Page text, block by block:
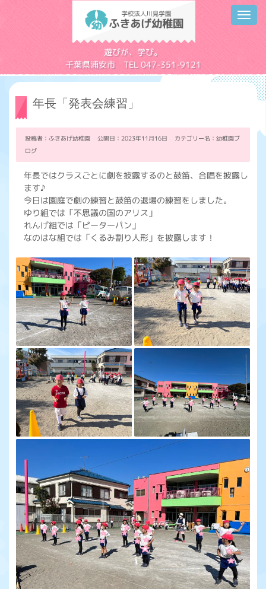
遊びが、学び。
千葉県浦安市 TEL 047-351-9121
年長「発表会練習」
投稿者：ふきあげ幼稚園 公開日：2023年11月16日 カテゴリー名： 幼稚園ブ
ログ
年長ではクラスごとに劇を披露するのと鼓笛、合唱を披露し
ます♪
今日は園庭で劇の練習と鼓笛の退場の練習をしました。
ゆり組では「不思議の国のアリス」
れんげ組では「ピーターパン」
なのはな組では「くるみ割り人形」を披露します！